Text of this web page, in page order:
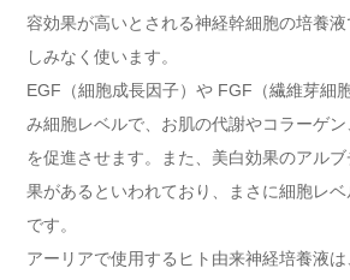
容効果が高いとされる神経幹細胞の培養
しみなく使います。
EGF（細胞成長因子）や FGF（繊維芽細
み細胞レベルで、お肌の代謝やコラーゲ
を促進させます。また、美白効果のアル
果があるといわれており、まさに細胞レ
です。
アーリアで使用するヒト由来神経培養液